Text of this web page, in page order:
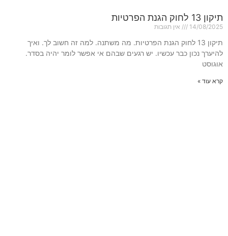
תיקון 13 לחוק הגנת הפרטיות
14/08/2025 אין תגובות
תיקון 13 לחוק הגנת הפרטיות. מה משתנה. למה זה חשוב לך. ואיך
להיערך נכון כבר עכשיו. יש רגעים שבהם אי אפשר לומר יהיה בסדר.
אוגוסט
קרא עוד »